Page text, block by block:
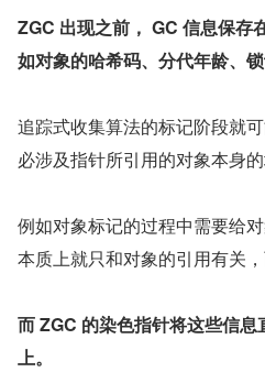
ZGC 出现之前， GC 信息保存
如对象的哈希码、分代年龄、
追踪式收集算法的标记阶段就
必涉及指针所引用的对象本身的
例如对象标记的过程中需要给
本质上就只和对象的引用有关，
而 ZGC 的染色指针将这些信
上。